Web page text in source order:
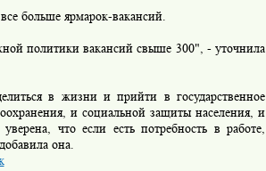
больше ярмарок-вакансий.
политики вакансий свыше 300", - уточнила
в жизни и прийти в государственное
и социальной защиты населения, и
что если есть потребность в работе,
она.